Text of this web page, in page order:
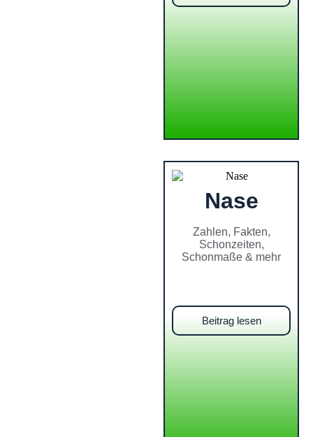
Nase
Zahlen, Fakten,
Schonzeiten,
Schonmaße & mehr
Beitrag lesen